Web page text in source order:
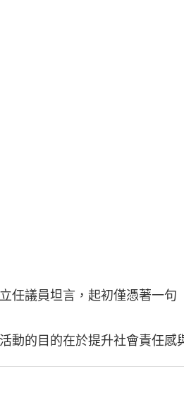
任議員坦言，起初僅憑著一
動的目的在於提升社會責任